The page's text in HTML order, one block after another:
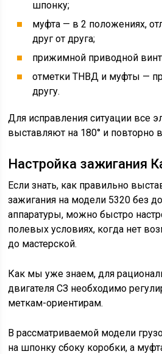
шпонку;
муфта — в 2 положениях,
друг от друга;
прижимной приводной
отметки ТНВД и муфты —
другу.
Для исправления ситуации все
выставляют на 180° и повторно
Настройка зажигания
Если знать, как правильно
зажигания на модели 5320 без
аппаратуры, можно быстро
полевых условиях, когда нет
до мастерской.
Как мы уже знаем, для
двигателя СЗ необходимо
меткам-ориентирам.
В рассматриваемой модели
на шпонку сбоку коробки, а